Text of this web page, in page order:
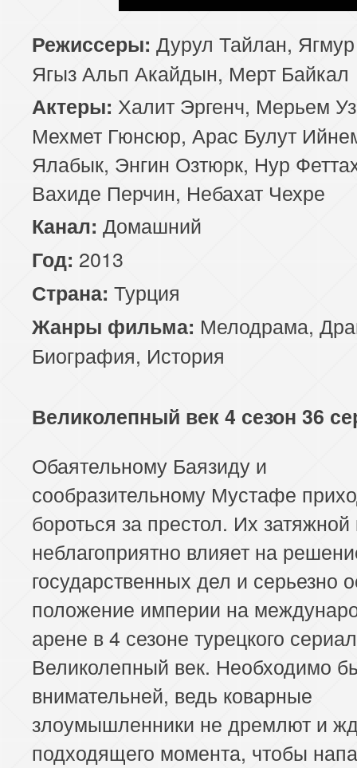
Режиссеры: Дурул Тайлан,
Ягыз Альп Акайдын, Мерт Байкал
Актеры: Халит Эргенч, Мерьем
Мехмет Гюнсюр, Арас Булут
Ялабык, Энгин Озтюрк, Нур
Вахиде Перчин, Небахат Чехре
Канал: Домашний
Год: 2013
Страна: Турция
Жанры фильма: Мелодрама,
Биография, История
Великолепный век 4 сезон 36
Обаятельному Баязиду и
сообразительному Мустафе
бороться за престол. Их
неблагоприятно влияет на
государственных дел и серьезно
положение империи на
арене в 4 сезоне турецкого
Великолепный век. Необходимо
внимательней, ведь коварные
злоумышленники не дремлют и
подходящего момента, чтобы